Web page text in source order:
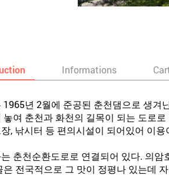
Informations
1965년 2월에 준공된 춘천댐으로 생겨
놓여 춘천과 화천의 길목이 되는 도로
, 낚시터 등 편의시설이 되어있어 이
춘천순환도로로 연결되어 있다. 의
은 전국적으로 그 맛이 정평나 있는데